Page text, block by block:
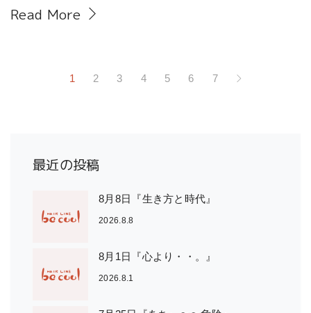
Read More
1 2 3 4 5 6 7
最近の投稿
8月8日『生き方と時代』
2026.8.8
8月1日『心より・・。』
2026.8.1